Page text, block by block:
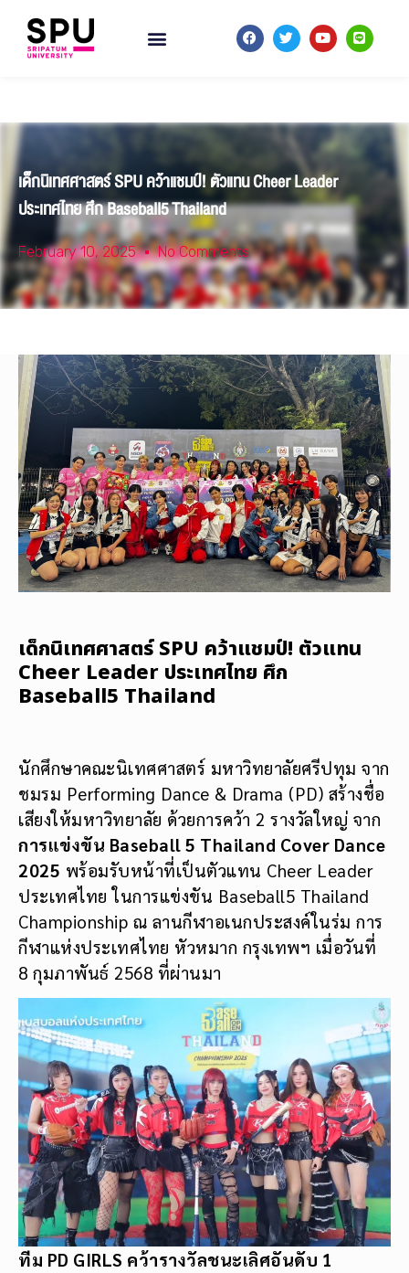
เด็กนิเทศศาสตร์ SPU คว้าแชมป์! ตัวแทน Cheer Leader
ประเทศไทย ศึก Baseball5 Thailand
February 10, 2025 No Comments
เด็กนิเทศศาสตร์ SPU คว้าแชมป์! ตัวแทน
Cheer Leader ประเทศไทย ศึก
Baseball5 Thailand
นักศึกษาคณะนิเทศศาสตร์ มหาวิทยาลัยศรีปทุม จาก
ชมรม Performing Dance & Drama (PD) สร้างชื่อ
เสียงให้มหาวิทยาลัย ด้วยการคว้า 2 รางวัลใหญ่ จาก
การแข่งขัน Baseball 5 Thailand Cover Dance
2025 พร้อมรับหน้าที่เป็นตัวแทน Cheer Leader
ประเทศไทย ในการแข่งขัน Baseball5 Thailand
Championship ณ ลานกีฬาอเนกประสงค์ในร่ม การ
กีฬาแห่งประเทศไทย หัวหมาก กรุงเทพฯ เมื่อวันที่
8 กุมภาพันธ์ 2568 ที่ผ่านมา
ทีม PD GIRLS คว้ารางวัลชนะเลิศอันดับ 1